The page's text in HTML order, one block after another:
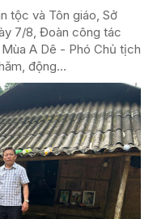
tộc và Tôn giáo, Sở
7/8, Đoàn công tác
A Dê - Phó Chủ tịch
động...